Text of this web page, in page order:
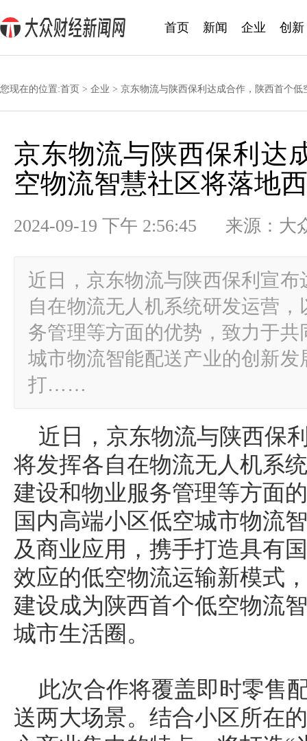
首页 新闻 企业 创新
您现在的位置:首页 > 企业 > 京东物流与陕西保利达成合作，陕西首个
京东物流与陕西保利达
空物流智慧社区将落地
2024-09-19 下午 2:56:45 来源：
近日，京东物流与陕西保利宣
自在物流无人机系统研发运营
务管理等方面的优势，致力于
城市物流智能配送产业的创新
打……
近日，京东物流与陕西保
将发挥各自在物流无人机系
建设和物业服务管理等方面
国内高端小区低空城市物流
及商业应用，携手打造具有
效应的低空物流运输新模式
建设成为陕西首个低空物流
城市生活圈。
此次合作将覆盖即时零售
送两大场景。结合小区所在